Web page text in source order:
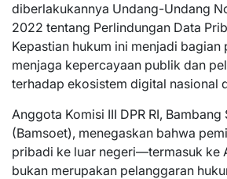
diberlakukannya Undang-Undang
2022 tentang Perlindungan Data
Kepastian hukum ini menjadi bagian
menjaga kepercayaan publik dan
terhadap ekosistem digital nasional
Anggota Komisi III DPR RI, Bambang
(Bamsoet), menegaskan bahwa
pribadi ke luar negeri—termasuk ke
bukan merupakan pelanggaran